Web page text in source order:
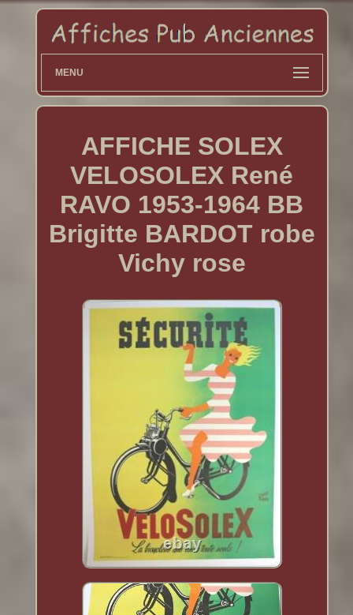
MENU
AFFICHE SOLEX
VELOSOLEX René
RAVO 1953-1964 BB
Brigitte BARDOT robe
Vichy rose